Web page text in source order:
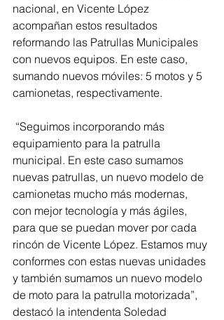
nacional, en Vicente López
acompañan estos resultados
reformando las Patrullas Municipales
con nuevos equipos. En este caso,
sumando nuevos móviles: 5 motos y 5
camionetas, respectivamente.
equipamiento para la patrulla
municipal. En este caso sumamos
nuevas patrullas, un nuevo modelo de
camionetas mucho más modernas,
con mejor tecnología y más ágiles,
para que se puedan mover por cada
rincón de Vicente López. Estamos muy
conformes con estas nuevas unidades
y también sumamos un nuevo modelo
de moto para la patrulla motorizada”,
destacó la intendenta Soledad